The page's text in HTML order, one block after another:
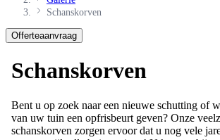
Offerteaanvraag
Schanskorven
schanskorven zorgen ervoor dat u nog vele
van uw stijlvolle buitenruimte! U kunt ze
erfafscheiding, bloembak, tuinhaard of als